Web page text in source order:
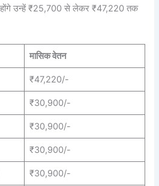
होंगे उन्हें ₹25,700 से लेकर ₹47,220 तक
मासिक वेतन
₹47,220/-
₹30,900/-
₹30,900/-
₹30,900/-
₹30,900/-